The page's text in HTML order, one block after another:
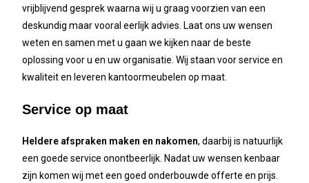
vrijblijvend gesprek waarna wij u graag voorzien van een
deskundig maar vooral eerlijk advies. Laat ons uw wensen
weten en samen met u gaan we kijken naar de beste
oplossing voor u en uw organisatie. Wij staan voor service en
kwaliteit en leveren kantoormeubelen op maat.
Service op maat
Heldere afspraken maken en nakomen, daarbij is natuurlijk
een goede service onontbeerlijk. Nadat uw wensen kenbaar
zijn komen wij met een goed onderbouwde offerte en prijs.